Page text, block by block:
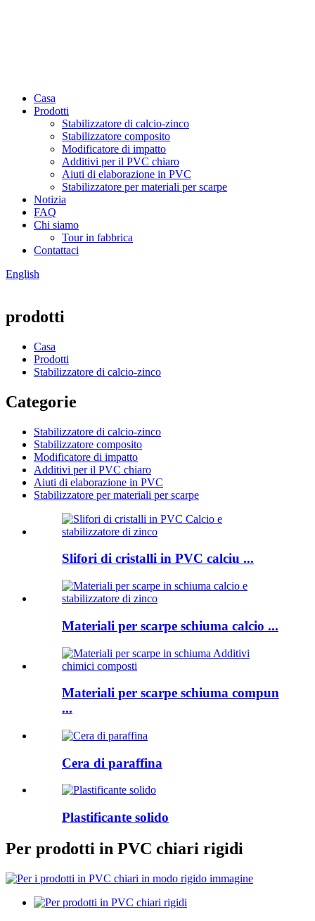
Casa
Prodotti
Stabilizzatore di calcio-zinco
Stabilizzatore composito
Modificatore di impatto
Additivi per il PVC chiaro
Aiuti di elaborazione in PVC
Stabilizzatore per materiali per scarpe
Notizia
FAQ
Chi siamo
Tour in fabbrica
Contattaci
English
prodotti
Casa
Prodotti
Stabilizzatore di calcio-zinco
Categorie
Stabilizzatore di calcio-zinco
Stabilizzatore composito
Modificatore di impatto
Additivi per il PVC chiaro
Aiuti di elaborazione in PVC
Stabilizzatore per materiali per scarpe
Slifori di cristalli in PVC calciu ...
Materiali per scarpe schiuma calcio ...
Materiali per scarpe schiuma compun
...
Cera di paraffina
Plastificante solido
Per prodotti in PVC chiari rigidi